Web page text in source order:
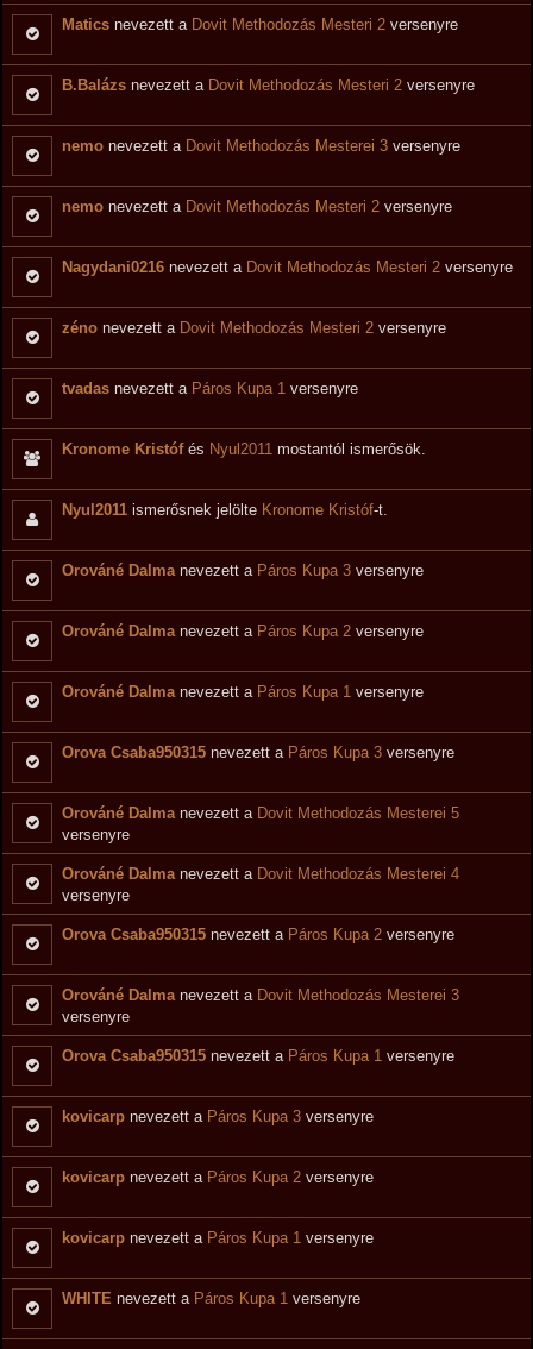
Matics nevezett a Dovit Methodozás Mesteri 2 versenyre
B.Balázs nevezett a Dovit Methodozás Mesteri 2 versenyre
nemo nevezett a Dovit Methodozás Mesterei 3 versenyre
nemo nevezett a Dovit Methodozás Mesteri 2 versenyre
Nagydani0216 nevezett a Dovit Methodozás Mesteri 2 versenyre
zéno nevezett a Dovit Methodozás Mesteri 2 versenyre
tvadas nevezett a Páros Kupa 1 versenyre
Kronome Kristófés Nyul2011 mostantól ismerősök.
Nyul2011 ismerősnek jelölte Kronome Kristóf-t.
Orováné Dalma nevezett a Páros Kupa 3 versenyre
Orováné Dalma nevezett a Páros Kupa 2 versenyre
Orováné Dalma nevezett a Páros Kupa 1 versenyre
Orova Csaba950315 nevezett a Páros Kupa 3 versenyre
Orováné Dalma nevezett a Dovit Methodozás Mesterei 5
versenyre
Orováné Dalma nevezett a Dovit Methodozás Mesterei 4
versenyre
Orova Csaba950315 nevezett a Páros Kupa 2 versenyre
Orováné Dalma nevezett a Dovit Methodozás Mesterei 3
versenyre
Orova Csaba950315 nevezett a Páros Kupa 1 versenyre
kovicarp nevezett a Páros Kupa 3 versenyre
kovicarp nevezett a Páros Kupa 2 versenyre
kovicarp nevezett a Páros Kupa 1 versenyre
WHITE nevezett a Páros Kupa 1 versenyre